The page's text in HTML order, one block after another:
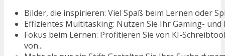
Bilder, die inspirieren: Viel Spaß beim Lernen oder
Effizientes Multitasking: Nutzen Sie Ihr Gaming-
Fokus beim Lernen: Profitieren Sie von KI-
von...